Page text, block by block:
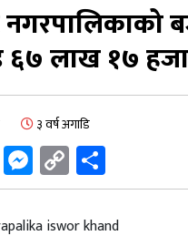
नगरपालिकाको
६७ लाख १७
३ वर्ष अगाडि
Twitter
Messenger
Copy
Link